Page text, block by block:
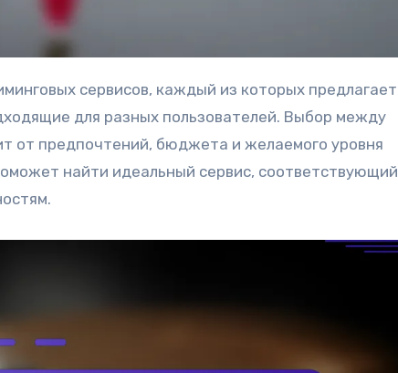
для разных пользователей. Выбор между
от предпочтений, бюджета и желаемого уровня
найти идеальный сервис, соответствующий